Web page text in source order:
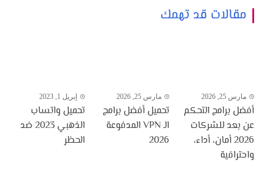
مقالات قد تهمك
مارس 25, 2026
أفضل برامج التحكم
عن بعد للشركات
2026 أمان، أداء،
واحترافية
مارس 25, 2026
تحميل أفضل برامج
الـ VPN المدفوعة
2026
إبريل 1, 2023
تحميل واتساب
الذهبي 2023 ضد
الحظر